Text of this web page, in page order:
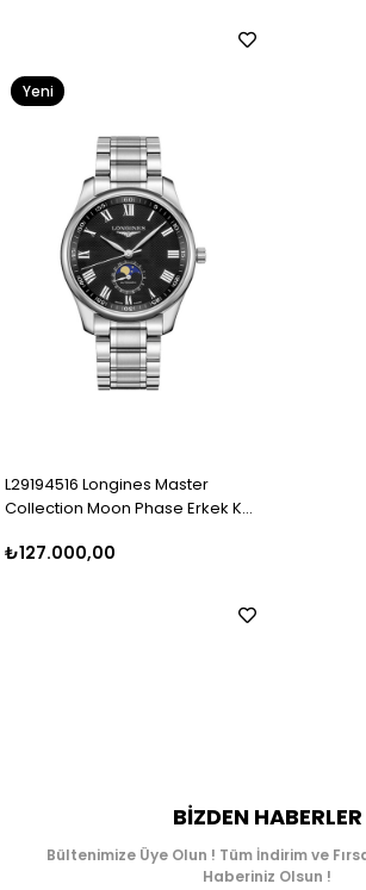
L29194516 Longines Master
Collection Moon Phase Erkek Kol
₺127.000,00
Yeni
BIZDEN HABERLER
Bültenimize Üye Olun ! Tüm İndirim ve
Haberiniz Olsun !